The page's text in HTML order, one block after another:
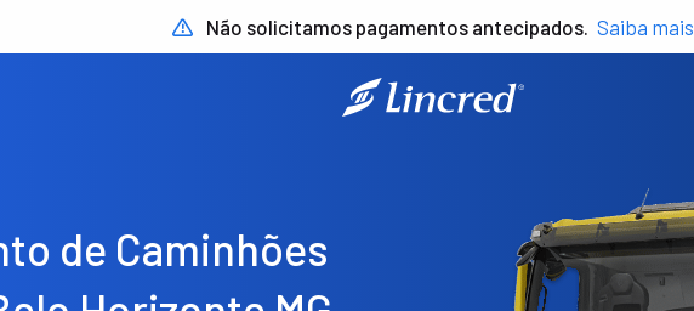
Não solicitamos pagamentos antecipados. Saiba mais
de Caminhões